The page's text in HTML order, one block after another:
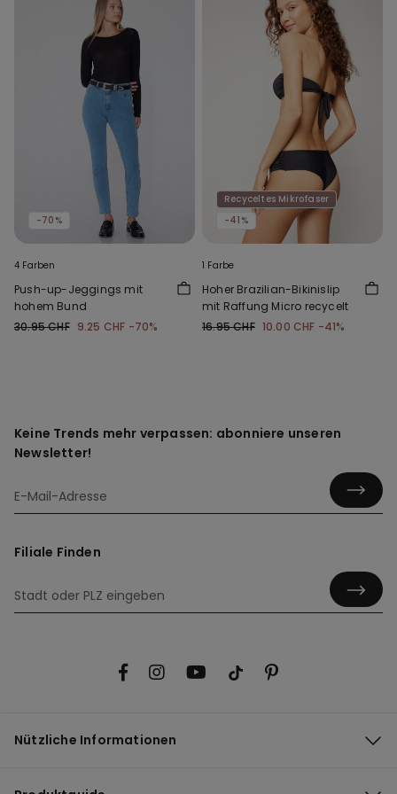
-70%
4 Farben
Push-up-Jeggings mit
hohem Bund
30.95 CHF 9.25 CHF -70%
Recyceltes Mikrofaser
-41%
1 Farbe
Hoher Brazilian-Bikinislip
mit Raffung Micro recycelt
16.95 CHF 10.00 CHF -41%
Keine Trends mehr verpassen: abonniere unseren
Newsletter!
Filiale Finden
Nützliche Informationen